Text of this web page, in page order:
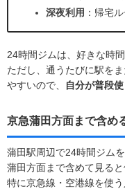
深夜利用 ：帰宅
24時間ジムは、好きな時
ただし、通うたびに駅を
やすいので、
自分が普段
京急蒲田方面まで含め
蒲田駅周辺で24時間ジム
蒲田方面まで含めて見ると
特に京急線・空港線を使